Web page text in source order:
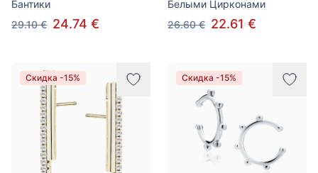
Бантики
29.10 € 24.74 €
Белыми Цирконами
26.60 € 22.61 €
Скидка -15% Скидка -15%